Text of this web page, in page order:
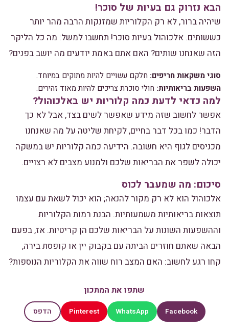
הבא נזרוק גם בעיות של סוכר!
שיהיה ברור, לא רק הקלוריות שמזנקות הרבה מהר יותר
כששותים. אלכוהול בעיות סוכר! תחשבו למשל: מה כל הליקר
הזה שאנחנו שותים? האם אתם באמת יודעים מה יושב בפנים?
סוגי משקאות חריפים: חלקם עשויים להיות מתוקים במיוחד.
השפעות בריאותיות: חולי סוכרת צריכים להיות מאוד זהירים.
למה כדאי לדעת כמה קלוריות יש באלכוהול?
אפשר לחשוב שזה מידע שאפשר לשים בצד, אבל לא כך
הדבר! כמו בכל דבר בחיים, לקיחת שליטה על מה שאנחנו
מכניסים לגוף היא חשובה. הידיעה כמה קלוריות יש במשקה
יכולה לשפר את הבריאות שלכם ולמנוע מצבים לא רצויים.
סיכום: מה שמעבר לכוס
אלכוהול הוא לא רק מקור להנאה; הוא יכול לשאת עם עצמו
תוצאות בריאותיות משמעותיות. הבנת רמות הקלוריות
וההשפעות השונות על הבריאות שלכם הן קריטיות. אז, בפעם
הבאה שאתם חוזרים הביתה עם בקבוק יין או קופסת בירה,
קחו רגע לחשוב: האם המצב רוח שווה את הקלוריות הנוספות?
שתפו את המתכון
Facebook
WhatsApp
Pinterest הדפס